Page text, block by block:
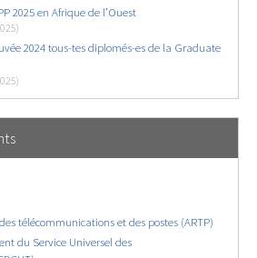
2025 en Afrique de l’Ouest
2024 tous-tes diplomés-es de la Graduate
télécommunications et des postes (ARTP)
du Service Universel des